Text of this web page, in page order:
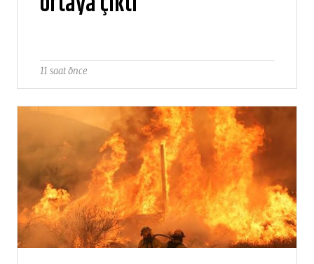
11 saat önce